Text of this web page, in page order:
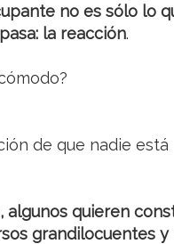
no es sólo lo
la reacción.
de que nadie está
algunos quieren
grandilocuentes